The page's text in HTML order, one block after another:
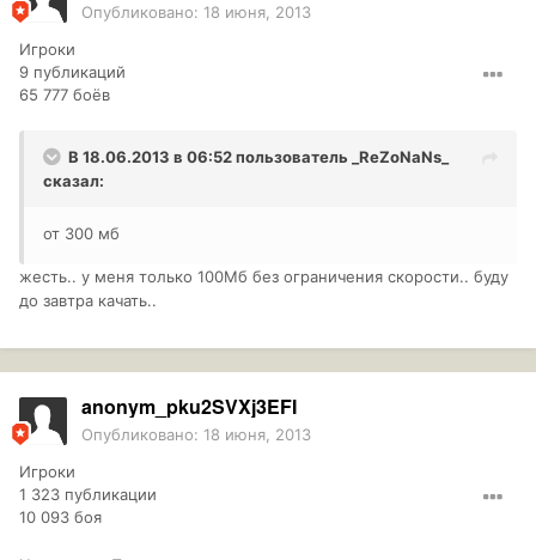
Опубликовано: 18 июня, 2013
Игроки
9 публикаций
65 777 боёв
В 18.06.2013 в 06:52 пользователь
_ReZoNaNs_
сказал:
от 300 мб
жесть.. у меня только 100Мб без ограничения скорости.. буду
до завтра качать..
anonym_pku2SVXj3EFI
Опубликовано: 18 июня, 2013
Игроки
1 323 публикации
10 093 боя